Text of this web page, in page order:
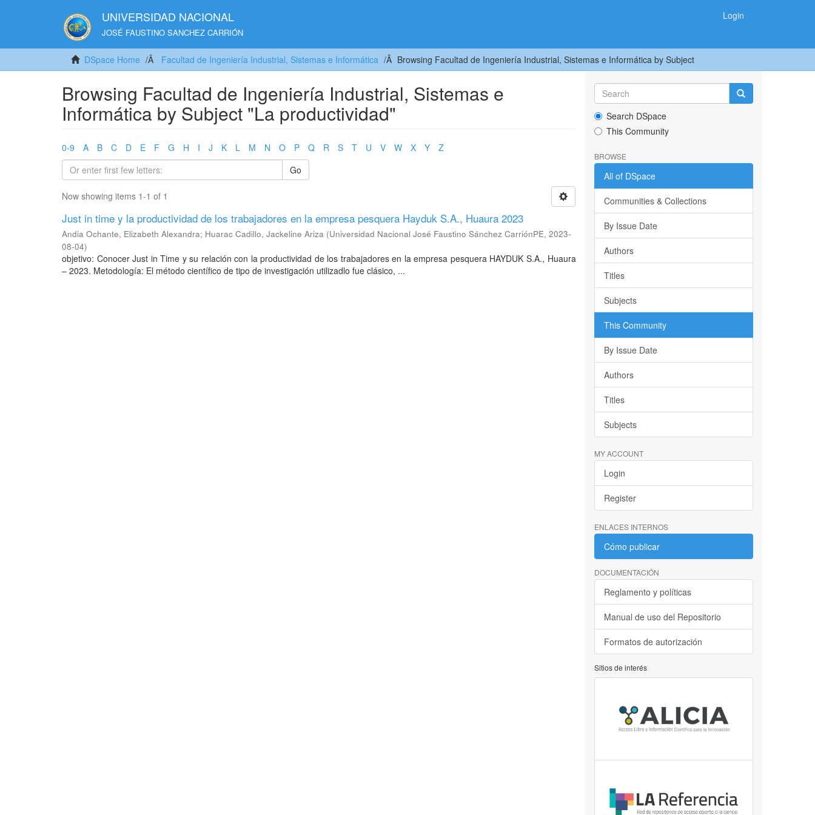
UNIVERSIDAD NACIONAL
JOSÉ FAUSTINO SANCHEZ CARRIÓN
Login
DSpace Home Facultad de Ingeniería Industrial, Sistemas e Informática Browsing Facultad de Ingeniería Industrial, Sistemas e Informática by Subject
Browsing Facultad de Ingeniería Industrial, Sistemas e
Informática by Subject "La productividad"
0-9 A B C D E F G H I J K L M N O P Q R S T U V W X Y
Z
Go
Now showing items 1-1 of 1
Just in time y la productividad de los trabajadores en la empresa pesquera Hayduk S.A., Huaura 2023
Andia Ochante, Elizabeth Alexandra; Huarac Cadillo, Jackeline Ariza (Universidad Nacional José Faustino Sánchez CarriónPE, 2023-
08-04)
objetivo: Conocer Just in Time y su relación con la productividad de los trabajadores en la empresa pesquera HAYDUK S.A., Huaura
– 2023. Metodología: El método científico de tipo de investigación utilizadlo fue clásico, ...
Search DSpace
This Community
BROWSE
All of DSpace
Communities & Collections
By Issue Date
Authors
Titles
Subjects
This Community
By Issue Date
Authors
Titles
Subjects
MY ACCOUNT
Login
Register
ENLACES INTERNOS
Cómo publicar
DOCUMENTACIÓN
Reglamento y políticas
Manual de uso del Repositorio
Formatos de autorización
Sitios de interés